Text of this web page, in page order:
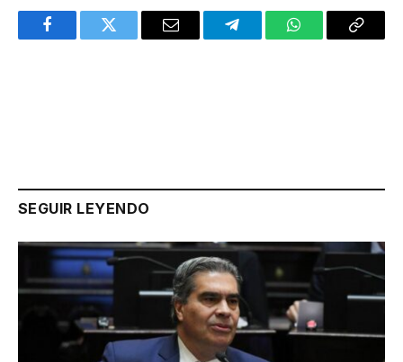
FacebookTwitter Email TelegramWhatsAppCopy
SEGUIR LEYENDO